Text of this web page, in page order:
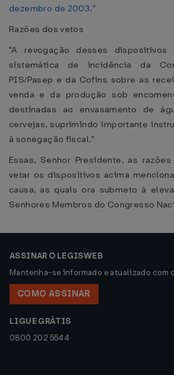
dezembro de 2003."
Razões dos vetos
"A revogação desses dispositivos
sistemática de incidência da
PIS/Pasep e da Cofins sobre as
venda e da produção sob
destinadas ao envasamento de
cervejas, suprimindo importante
à sonegação fiscal."
Essas, Senhor Presidente, as
vetar os dispositivos acima
causa, as quais ora submeto à
Senhores Membros do Congresso
ASSINAR O LEGISWEB
Mantenha-se informado e atualizado com
COMO ASSINAR
LIGUE GRÁTIS
0800 202 5544